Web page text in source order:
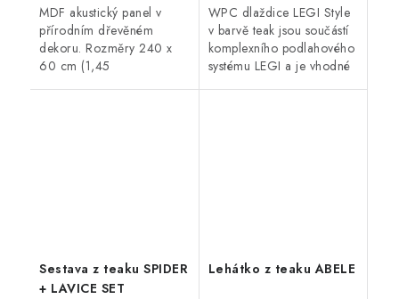
MDF akustický panel v
přírodním dřevěném
dekoru. Rozměry 240 x
60 cm (1,45
WPC dlaždice LEGI Style
v barvě teak jsou součástí
komplexního podlahového
systému LEGI a je vhodné
Sestava z teaku SPIDER
+ LAVICE SET
Lehátko z teaku ABELE